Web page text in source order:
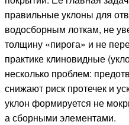
правильные уклоны для
водосборным лоткам, не
толщину «пирога» и не
практике клиновидные
несколько проблем:
снижают риск протечек и
уклон формируется не
а сборными элементами.